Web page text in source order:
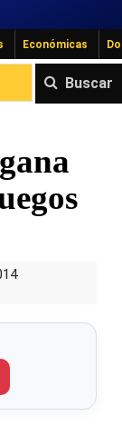
Económicas
Buscar